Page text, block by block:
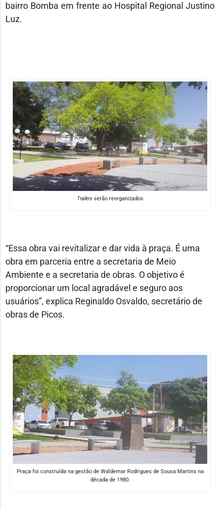
bairro Bomba em frente ao Hospital Regional Justino
Luz.
Trailersserão reorganizados
“Essa obra vai revitalizar e dar vida à praça. É uma
obra em parceria entre a secretaria de Meio
Ambiente e a secretaria de obras. O objetivo é
proporcionar um local agradável e seguro aos
usuários”, explica Reginaldo Osvaldo, secretário de
obras de Picos.
Praça foi construída na gestão de Waldemar Rodrigues de Sousa Martins na
década de 1980.